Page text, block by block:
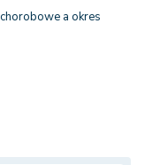
a okres